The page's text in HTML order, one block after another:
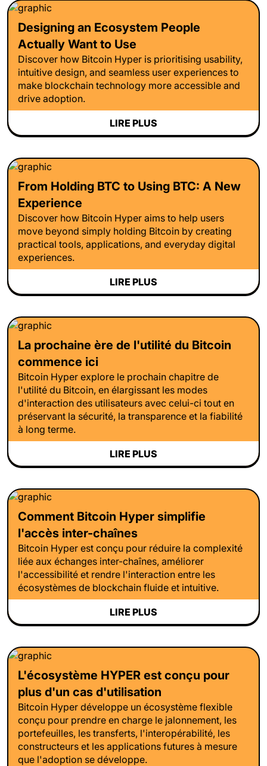
Designing an Ecosystem People
Actually Want to Use
Discover how Bitcoin Hyper is prioritising usability,
intuitive design, and seamless user experiences to
make blockchain technology more accessible and
drive adoption.
LIRE PLUS
From Holding BTC to Using BTC: A New
Experience
Discover how Bitcoin Hyper aims to help users
move beyond simply holding Bitcoin by creating
practical tools, applications, and everyday digital
experiences.
LIRE PLUS
La prochaine ère de l'utilité du Bitcoin
commence ici
Bitcoin Hyper explore le prochain chapitre de
l'utilité du Bitcoin, en élargissant les modes
d'interaction des utilisateurs avec celui-ci tout en
préservant la sécurité, la transparence et la fiabilité
à long terme.
LIRE PLUS
Comment Bitcoin Hyper simplifie
l'accès inter-chaînes
Bitcoin Hyper est conçu pour réduire la complexité
liée aux échanges inter-chaînes, améliorer
l'accessibilité et rendre l'interaction entre les
écosystèmes de blockchain fluide et intuitive.
LIRE PLUS
L'écosystème HYPER est conçu pour
plus d'un cas d'utilisation
Bitcoin Hyper développe un écosystème flexible
conçu pour prendre en charge le jalonnement, les
portefeuilles, les transferts, l'interopérabilité, les
constructeurs et les applications futures à mesure
que l'adoption se développe.